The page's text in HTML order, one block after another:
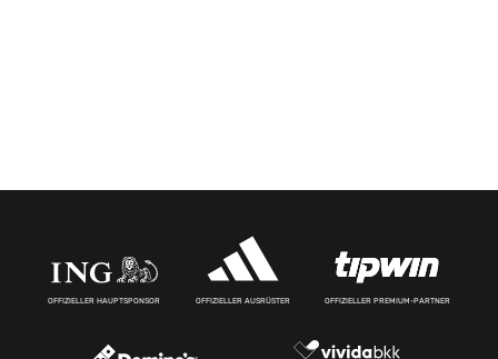
OFFIZIELLER HAUPTSPONSOR OFFIZIELLER AUSRÜSTER OFFIZIELLER PREMIUM-PARTNER